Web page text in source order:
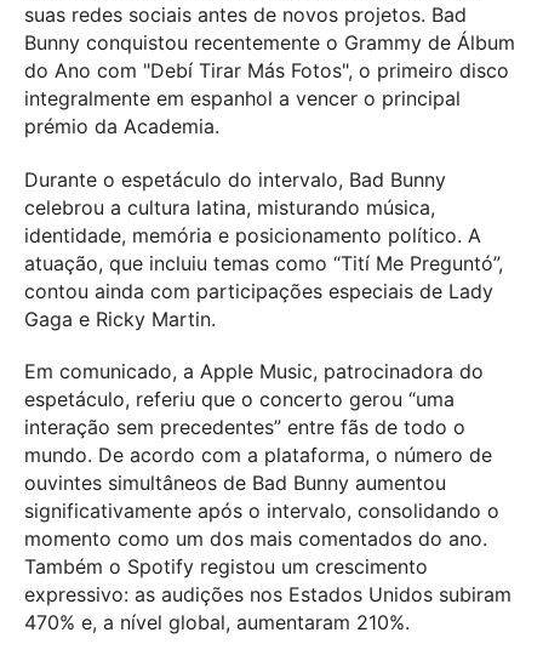
suas redes sociais antes de novos projetos. Bad
Bunny conquistou recentemente o Grammy de Álbum
do Ano com "Debí Tirar Más Fotos", o primeiro disco
integralmente em espanhol a vencer o principal
prémio da Academia.
Durante o espetáculo do intervalo, Bad Bunny
celebrou a cultura latina, misturando música,
identidade, memória e posicionamento político. A
atuação, que incluiu temas como “Tití Me Preguntó”,
contou ainda com participações especiais de Lady
Gaga e Ricky Martin.
Em comunicado, a Apple Music, patrocinadora do
espetáculo, referiu que o concerto gerou “uma
interação sem precedentes” entre fãs de todo o
mundo. De acordo com a plataforma, o número de
ouvintes simultâneos de Bad Bunny aumentou
significativamente após o intervalo, consolidando o
momento como um dos mais comentados do ano.
Também o Spotify registou um crescimento
expressivo: as audições nos Estados Unidos subiram
470% e, a nível global, aumentaram 210%.